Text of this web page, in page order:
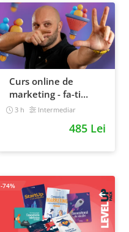
Curs online de
marketing - fa-ti
propriul sales funnel
3 h Intermediar
485 Lei
-74%